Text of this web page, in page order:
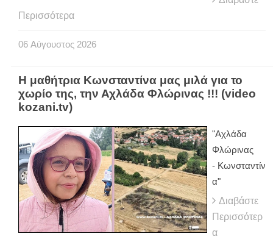
Περισσότερα
06 Αύγουστος 2026
Η μαθήτρια Κωνσταντίνα μας μιλά για το
χωρίο της, την Αχλάδα Φλώρινας !!! (video
kozani.tv)
"Αχλάδα
Φλώρινας
- Κωνσταντίν
α"
Διαβάστε
Περισσότερ
α